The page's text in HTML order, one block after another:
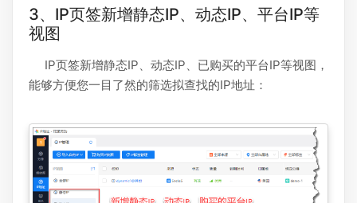
3、IP页签新增静态IP、动态IP、平台IP等
视图
IP页签新增静态IP、动态IP、已购买的平台IP等视图，
能够方便您一目了然的筛选拟查找的IP地址：